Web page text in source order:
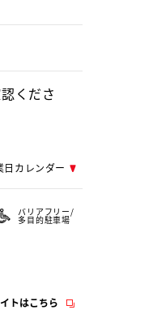
くださ
日カレンダー
バリアフリー/
多目的駐車場
トはこちら